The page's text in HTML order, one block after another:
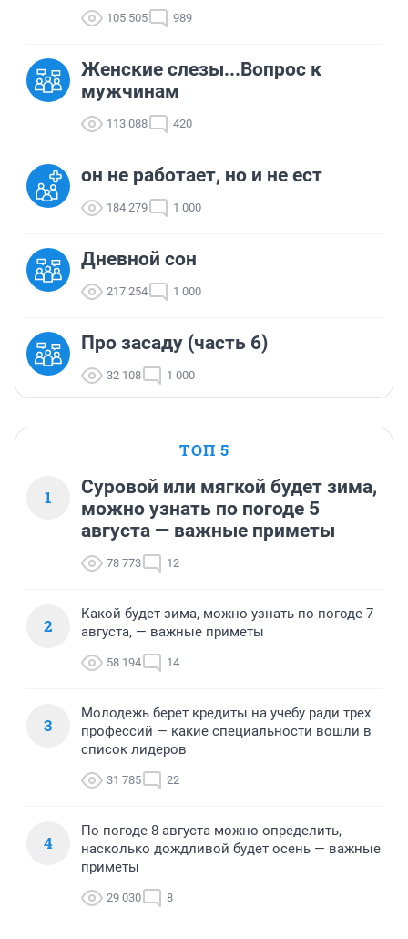
105 505 989
Женские слезы...Вопрос к
мужчинам
113 088 420
он не работает, но и не ест
184 279 1 000
Дневной сон
217 254 1 000
Про засаду (часть 6)
32 108 1 000
ТОП 5
1
Суровой или мягкой будет зима,
можно узнать по погоде 5
августа — важные приметы
78 773 12
2
Какой будет зима, можно узнать по погоде 7
августа, — важные приметы
58 194 14
3
Молодежь берет кредиты на учебу ради трех
профессий — какие специальности вошли в
список лидеров
31 785 22
4
По погоде 8 августа можно определить,
насколько дождливой будет осень — важные
приметы
29 030 8